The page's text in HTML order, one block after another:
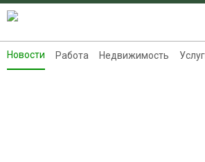
Новости
Новости Работа Недвижимость